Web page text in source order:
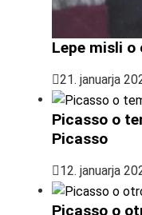
Lepe misli o
21. januarja
Picasso o
Picasso
12. januarja
Picasso o